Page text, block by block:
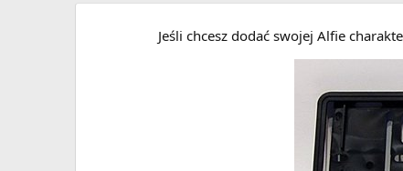
Jeśli chcesz dodać swojej Alfie